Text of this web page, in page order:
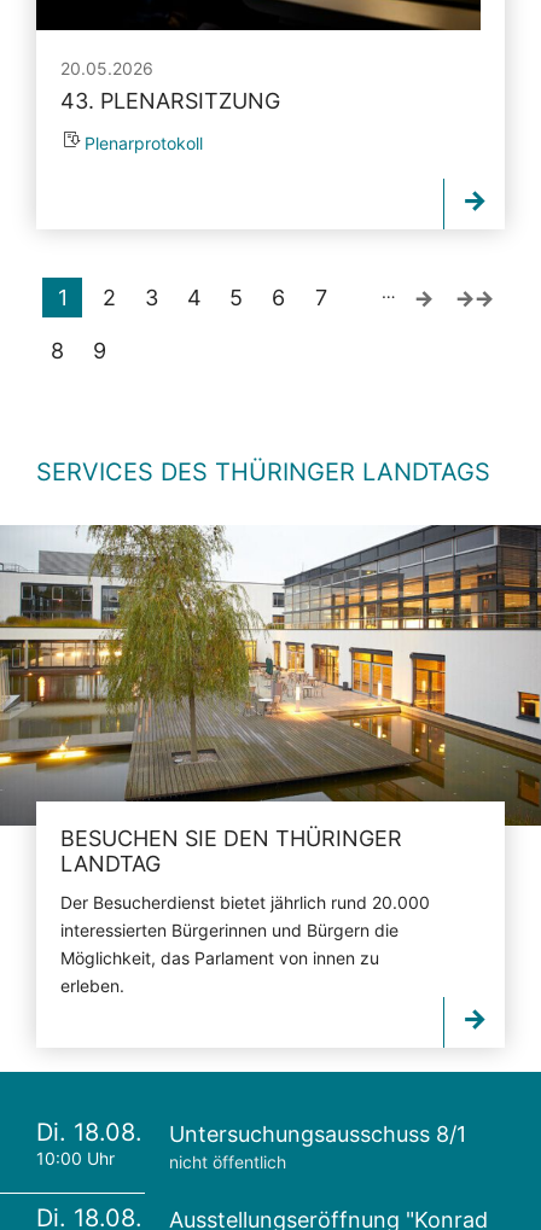
20.05.2026
43. PLENARSITZUNG
Plenarprotokoll
1 2 3 4 5 6 7
8 9
…
SERVICES DES THÜRINGER LANDTAGS
BESUCHEN SIE DEN THÜRINGER
LANDTAG
Der Besucherdienst bietet jährlich rund 20.000
interessierten Bürgerinnen und Bürgern die
Möglichkeit, das Parlament von innen zu
erleben.
Di. 18.08.
10:00 Uhr
Untersuchungsausschuss 8/1
nicht öffentlich
Di. 18.08.
Ausstellungseröffnung "Konrad